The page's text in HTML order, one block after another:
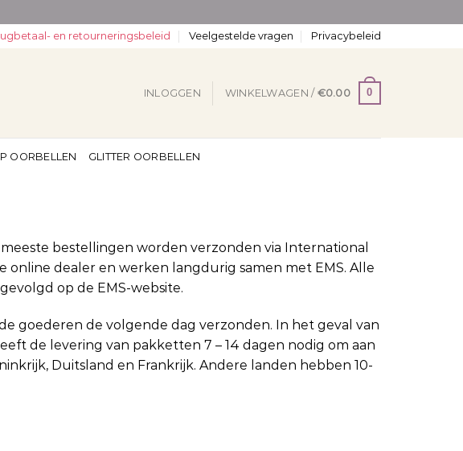
en retourneringsbeleid Veelgestelde vragen Privacybeleid
INLOGGEN WINKELWAGEN / €0.00 0
OORBELLEN GLITTER OORBELLEN
bestellingen worden verzonden via International
online dealer en werken langdurig samen met EMS. Alle
op de EMS-website.
goederen de volgende dag verzonden. In het geval van
de levering van pakketten 7 – 14 dagen nodig om aan
Duitsland en Frankrijk. Andere landen hebben 10-